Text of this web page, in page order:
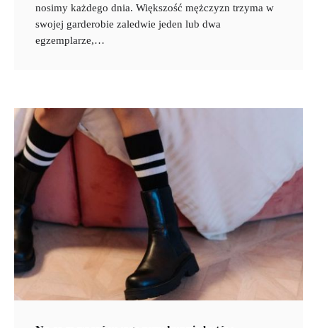
nosimy każdego dnia. Większość mężczyzn trzyma w
swojej garderobie zaledwie jeden lub dwa
egzemplarze,…